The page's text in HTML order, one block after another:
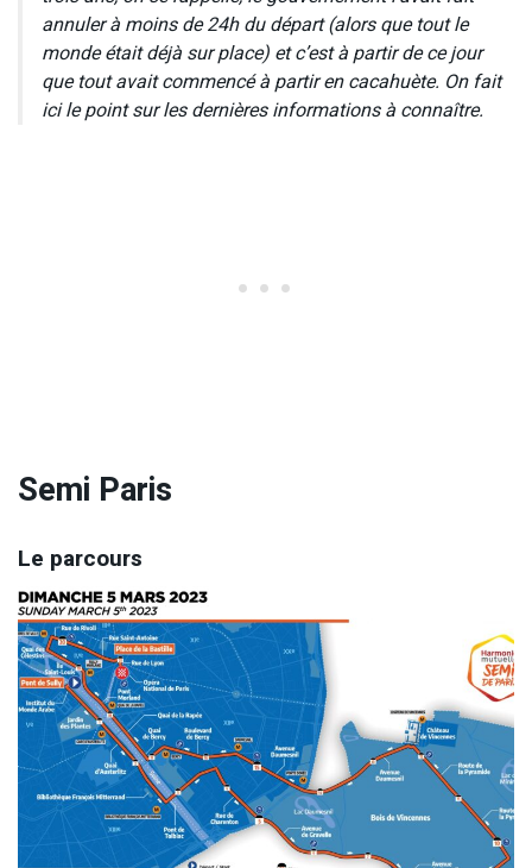
annuler à moins de 24h du départ (alors que tout le
monde était déjà sur place) et c’est à partir de ce jour
que tout avait commencé à partir en cacahuète. On fait
ici le point sur les dernières informations à connaître.
Semi Paris
Le parcours